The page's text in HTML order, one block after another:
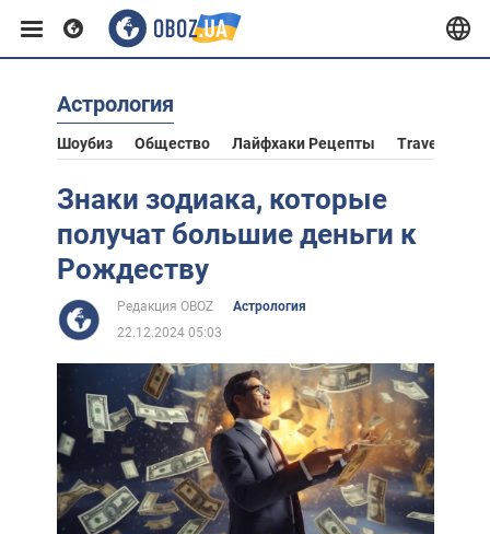
Европа
США
Азия
Африка
Лайфхаки
Астрология
Шоубиз Общество Лайфхаки Рецепты Travel
Знаки зодиака, которые
получат большие деньги к
Рождеству
Редакция OBOZ
Астрология
22.12.2024 05:03